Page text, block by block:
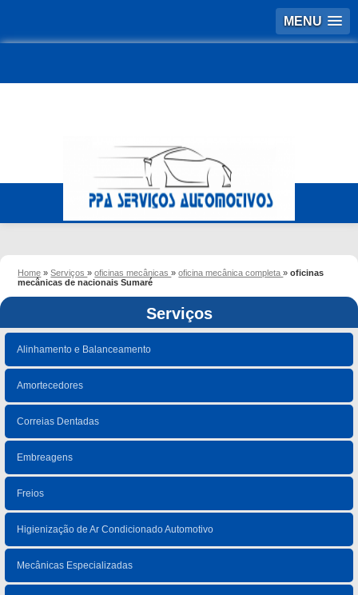
MENU
Home »Serviços»oficinas mecânicas»oficina mecânica completa»oficinas
mecânicas de nacionais Sumaré
Serviços
Alinhamento e Balanceamento
Amortecedores
Correias Dentadas
Embreagens
Freios
Higienização de Ar Condicionado Automotivo
Mecânicas Especializadas